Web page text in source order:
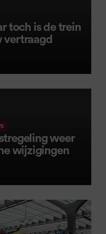
toch is de trein
vertraagd
weer
wijzigingen